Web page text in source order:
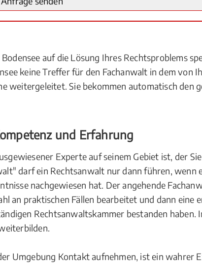
auf die Lösung Ihres Rechtsproblems
keine Treffer für den Fachanwalt in dem von
weitergeleitet. Sie bekommen automatisch den
und Erfahrung
Experte auf seinem Gebiet ist, der
darf ein Rechtsanwalt nur dann führen, wenn
nachgewiesen hat. Der angehende
an praktischen Fällen bearbeitet und dann eine
Rechtsanwaltskammer bestanden haben.
Umgebung Kontakt aufnehmen, ist ein wahrer